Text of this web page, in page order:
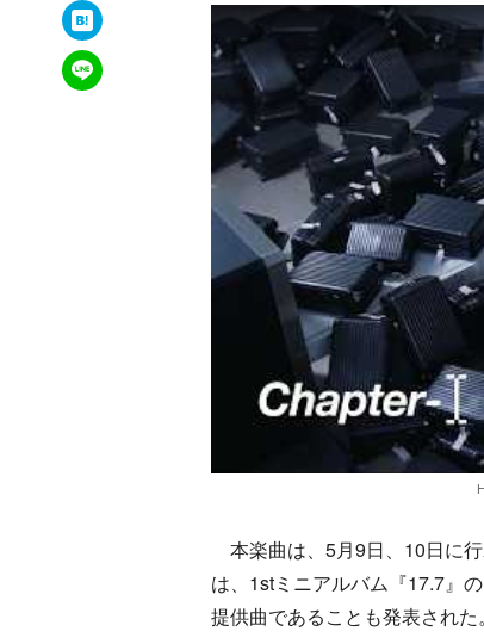
はてなブックマーク
LINEで送る
本楽曲は、5月9日、10日に
は、1stミニアルバム『17.7』
提供曲であることも発表された。